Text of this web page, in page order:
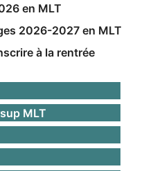
en MLT
2026-2027 en MLT
à la rentrée
MLT